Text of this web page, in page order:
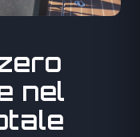
nel